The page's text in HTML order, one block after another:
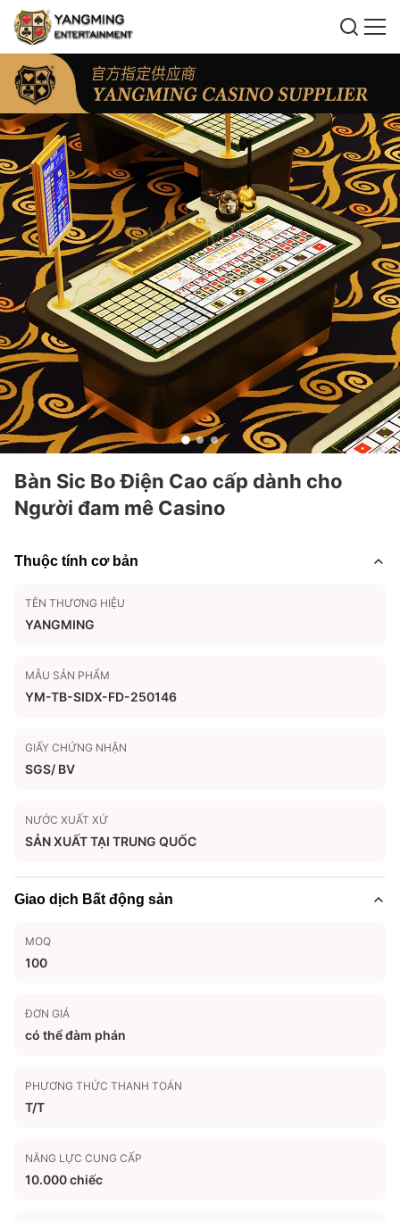
Bàn Sic Bo Điện Cao cấp dành cho
Người đam mê Casino
Thuộc tính cơ bản
TÊN THƯƠNG HIỆU
YANGMING
MẪU SẢN PHẨM
YM-TB-SIDX-FD-250146
GIẤY CHỨNG NHẬN
SGS/ BV
NƯỚC XUẤT XỨ
SẢN XUẤT TẠI TRUNG QUỐC
Giao dịch Bất động sản
MOQ
100
ĐƠN GIÁ
có thể đàm phán
PHƯƠNG THỨC THANH TOÁN
T/T
NĂNG LỰC CUNG CẤP
10.000 chiếc